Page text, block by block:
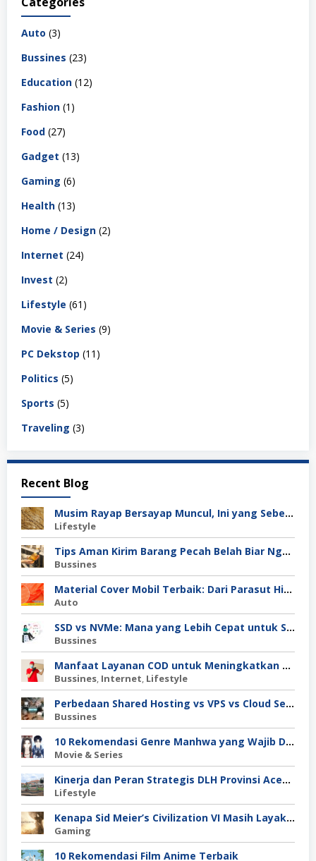
Auto (3)
Bussines (23)
Education (12)
Fashion (1)
Food (27)
Gadget (13)
Gaming (6)
Health (13)
Home / Design (2)
Internet (24)
Invest (2)
Lifestyle (61)
Movie & Series (9)
PC Dekstop (11)
Politics (5)
Sports (5)
Traveling (3)
Recent Blog
Musim Rayap Bersayap Muncul, Ini yang Sebenarnya Terjadi
Lifestyle
Tips Aman Kirim Barang Pecah Belah Biar Nggak Retak di Perjalanan
Bussines
Material Cover Mobil Terbaik: Dari Parasut Hingga Polyester, Mana Pilihan Tepat untuk Kamu?
Auto
SSD vs NVMe: Mana yang Lebih Cepat untuk Server Anda?
Bussines
Manfaat Layanan COD untuk Meningkatkan Kepercayaan Pembeli
Bussines Internet Lifestyle
Perbedaan Shared Hosting vs VPS vs Cloud Server: Mana untuk Project Skala Menengah?
Bussines
10 Rekomendasi Genre Manhwa yang Wajib Dibaca
Movie & Series
Kinerja dan Peran Strategis DLH Provinsi Aceh dalam Pengelolaan Lingkungan Hidup
Lifestyle
Kenapa Sid Meier’s Civilization VI Masih Layak Dimainkan?
Gaming
10 Rekomendasi Film Anime Terbaik